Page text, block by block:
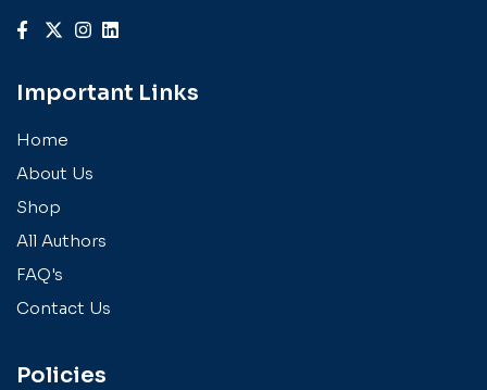
Important Links
Home
About Us
Shop
All Authors
FAQ's
Contact Us
Policies